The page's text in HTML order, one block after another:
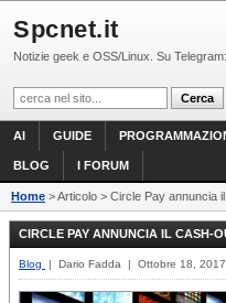
Spcnet.it
Notizie geek e OSS/Linux. Su
AI GUIDE
BLOG I FORUM
Home > Articolo > Circle Pay annuncia
CIRCLE PAY ANNUNCIA IL CASH-
Blog | Dario Fadda | Ottobre 18, 2017